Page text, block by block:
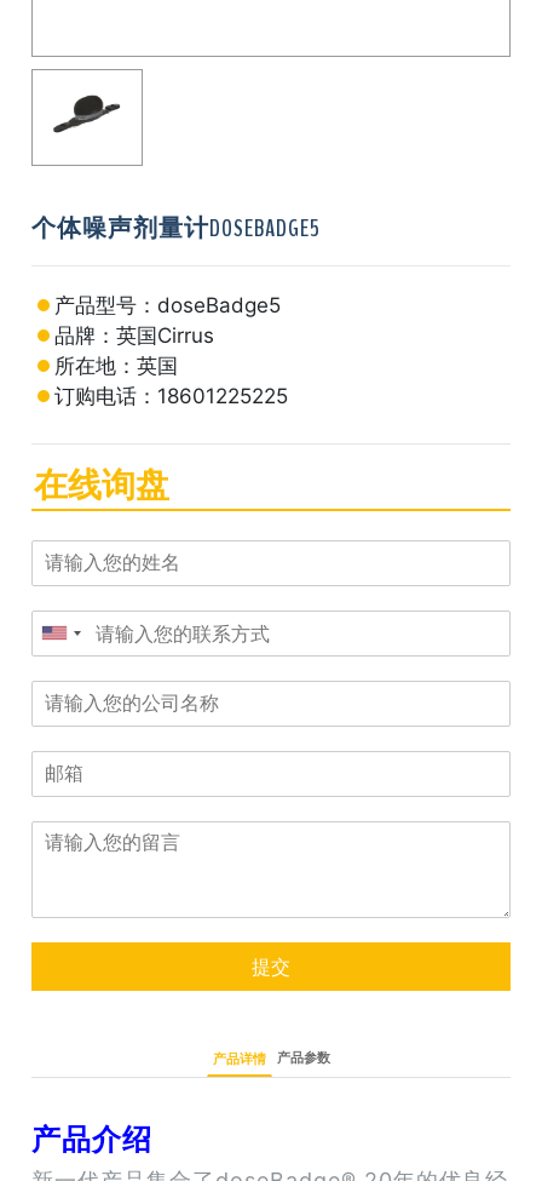
个体噪声剂量计DOSEBADGE5
产品型号：doseBadge5
品牌：英国Cirrus
所在地：英国
订购电话：18601225225
在线询盘
提交
产品详情 产品参数
产品介绍